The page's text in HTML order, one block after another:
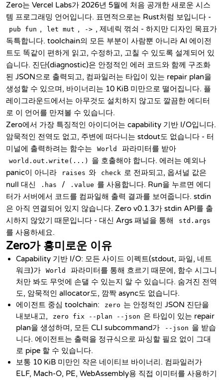
Zero는 Vercel Labs가 2026년 5월에 처음 공개한 새로운 시스
템 프로그래밍 언어입니다. 표면적으로는 Rust처럼 보입니다 -
pub fun , let mut , -> , 제네릭 꺾쇠 - 하지만 디자인 목표가
독특합니다. toolchain의 모든 부분이 사람뿐 아니라 AI 에이전
트도 똑같이 편하게 읽고, 수정하고, 고칠 수 있도록 설계되어 있
습니다. 진단(diagnostic)은 안정적인 에러 코드와 함께 구조화
된 JSON으로 출력되고, 컴파일러는 타입이 있는 repair plan을
생성할 수 있으며, 바이너리는 10 KiB 미만으로 떨어집니다. 플
레이그라운드에서는 아무것도 설치하지 않고도 깔끔한 에디터
로 이 언어를 만져볼 수 있습니다.
Zero에서 가장 특징적인 아이디어는 capability 기반 I/O입니다.
암묵적인 전역도 없고, 주변에 떠다니는 stdout도 없습니다 - 터
미널에 출력하려는 함수는
World 파라미터를 받아
world.out.write(...)
을 호출해야 합니다. 에러는 예외나
panic이 아니라
raises 와 check 로 전파되고, 옵셔널 값은
null 대신
.has / .value 를 사용합니다. Run을 누르면 에디
터가 서버에서 코드를 컴파일해 출력 결과를 보여줍니다. stdin
은 아직 연결되어 있지 않습니다. Zero v0.1.3가 stdin API를 출
시하지 않았기 때문입니다 - 대신 Args 패널을 통해
std.args
를 사용하세요.
Zero가 흥미로운 이유
Capability 기반 I/O: 모든 사이드 이펙트(stdout, 파일, 네트
워크)가
World
파라미터를 통해 흐르기 때문에, 함수 시그니
처만 봐도 무엇에 손댈 수 있는지 알 수 있습니다. 숨겨진 전역
도, 암묵적인 allocator도, 깜짝 async도 없습니다.
에이전트 중심 toolchain:
zero 는 안정적인 JSON 진단을
내보내고,
zero fix --plan --json 은 타입이 있는 repair
plan을 생성하며, 모든 CLI subcommand가
--json 을 받습
니다. 에이전트는 출력을 정규식으로 파싱할 필요 없이 그대
로 pipe 할 수 있습니다.
보통 10 KiB 미만인 작은 네이티브 바이너리. 컴파일러가
ELF, Mach-O, PE, WebAssembly용 직접 이미터를 사용하기